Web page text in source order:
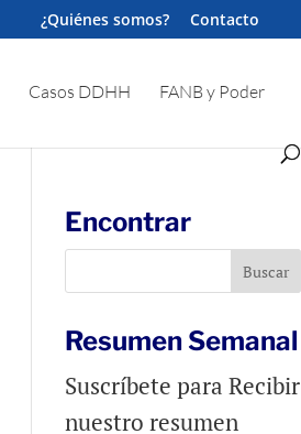
¿Quiénes somos? Contacto
Casos DDHH FANB y Poder
Encontrar
Resumen Semanal
Suscríbete para Recibir
nuestro resumen